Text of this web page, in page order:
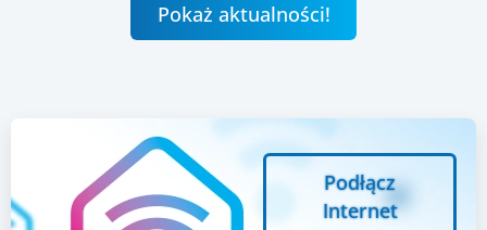
Pokaż aktualności!
Podłącz
Internet